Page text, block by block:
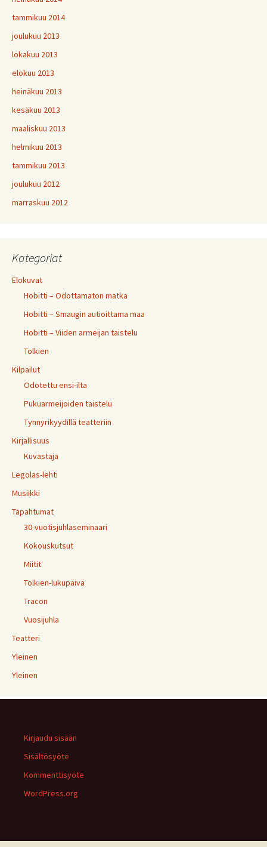
tammikuu 2014
joulukuu 2013
lokakuu 2013
elokuu 2013
heinäkuu 2013
kesäkuu 2013
maaliskuu 2013
helmikuu 2013
tammikuu 2013
joulukuu 2012
marraskuu 2012
Kategoriat
Elokuvat
Hobitti – Odottamaton matka
Hobitti – Smaugin autioittama maa
Hobitti – Viiden armeijan taistelu
Tolkien
Kilpailut
Odotettu ensi-ilta
Pukuarmeijoiden taistelu
Tynnyrikyydillä teatteriin
Kirjallisuus
Kuvastaja
Legolas-lehti
Musiikki
Tapahtumat
30-vuotisjuhlaseminaari
Kokouskutsut
Miitit
Tolkien-lukupäivä
Tracon
Vuosijuhla
Teatteri
Yleinen
Yleinen
Kirjaudu sisään
Sisältösyöte
Kommenttisyöte
WordPress.org